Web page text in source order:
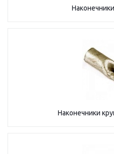
Наконечники